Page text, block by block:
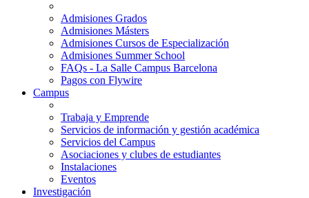
Admisiones Grados
Admisiones Másters
Admisiones Cursos de Especialización
Admisiones Summer School
FAQs - La Salle Campus Barcelona
Pagos con Flywire
Campus
Trabaja y Emprende
Servicios de información y gestión académica
Servicios del Campus
Asociaciones y clubes de estudiantes
Instalaciones
Eventos
Investigación